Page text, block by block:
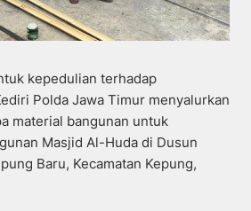
kepedulian terhadap
Polda Jawa Timur menyalurkan
material bangunan untuk
Masjid Al-Huda di Dusun
Baru, Kecamatan Kepung,